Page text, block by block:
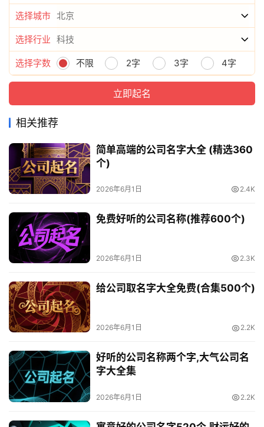
选择城市
选择行业
选择字数 不限 2字 3字 4字
相关推荐
简单高端的公司名字大全 (精选360
个)
2026年6月1日 2.4K
免费好听的公司名称(推荐600个)
2026年6月1日 2.3K
给公司取名字大全免费(合集500个)
2026年6月1日 2.2K
好听的公司名称两个字,大气公司名
字大全集
2026年6月1日 2.2K